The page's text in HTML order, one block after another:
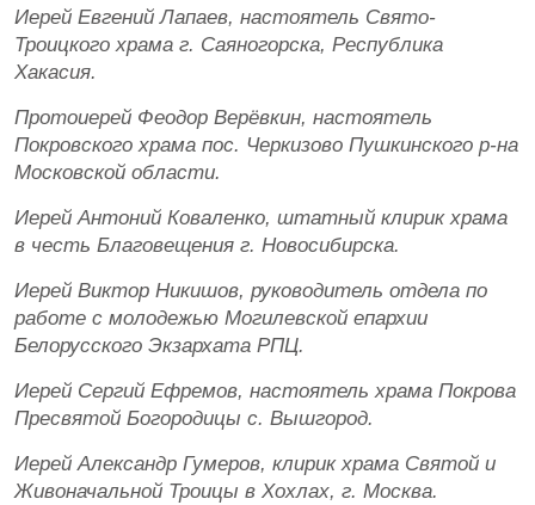
Иерей Евгений Лапаев, настоятель Свято-
Троицкого храма г. Саяногорска, Республика
Хакасия.
Протоиерей Феодор Верёвкин, настоятель
Покровского храма пос. Черкизово Пушкинского р-на
Московской области.
Иерей Антоний Коваленко, штатный клирик храма
в честь Благовещения г. Новосибирска.
Иерей Виктор Никишов, руководитель отдела по
работе с молодежью Могилевской епархии
Белорусского Экзархата РПЦ.
Иерей Сергий Ефремов, настоятель храма Покрова
Пресвятой Богородицы с. Вышгород.
Иерей Александр Гумеров, клирик храма Святой и
Живоначальной Троицы в Хохлах, г. Москва.